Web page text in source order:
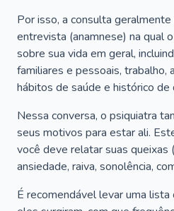
Por isso, a consulta geralmente
entrevista (anamnese) na qual
sobre sua vida em geral,
familiares e pessoais, trabalho,
hábitos de saúde e histórico de
Nessa conversa, o psiquiatra
seus motivos para estar ali.
você deve relatar suas queixas
ansiedade, raiva, sonolência,
É recomendável levar uma